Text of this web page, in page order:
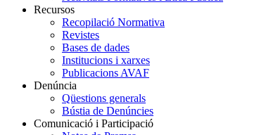
Recursos
Recopilació Normativa
Revistes
Bases de dades
Institucions i xarxes
Publicacions AVAF
Denúncia
Qüestions generals
Bústia de Denúncies
Comunicació i Participació